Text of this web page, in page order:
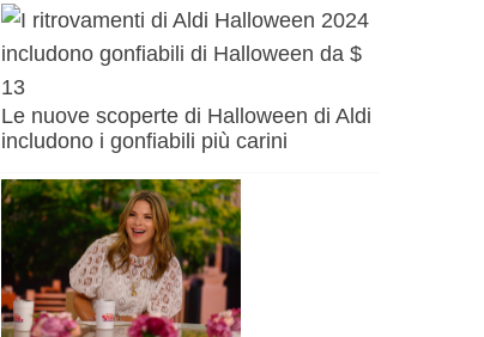
Le nuove scoperte di Halloween di Aldi
includono i gonfiabili più carini